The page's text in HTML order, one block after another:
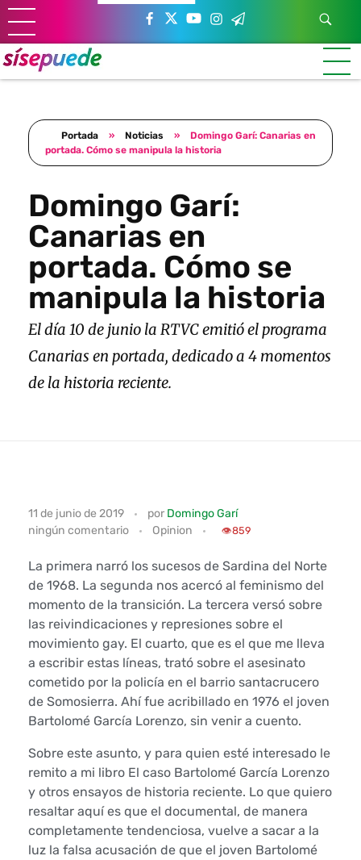
Sí se puede Canarias
Únete al movimiento ecosocialista
Portada » Noticias »
Domingo Garí: Canarias en
portada. Cómo se manipula la historia
Domingo Garí:
Canarias en
portada. Cómo se
manipula la historia
El día 10 de junio la RTVC emitió el programa
Canarias en portada, dedicado a 4 momentos
de la historia reciente.
D
o
m
i
n
g
o
G
a
r
í
11 de junio de 2019 por Domingo Garí
ningún comentario
Opinion 👁️859
La primera narró los sucesos de Sardina del Norte
de 1968. La segunda nos acercó al feminismo del
momento de la transición. La tercera versó sobre
las reivindicaciones y represiones sobre el
movimiento gay. El cuarto, que es el que me lleva
a escribir estas líneas, trató sobre el asesinato
cometido por la policía en el barrio santacrucero
de Somosierra. Ahí fue acribillado en 1976 el joven
Bartolomé García Lorenzo, sin venir a cuento.
Sobre este asunto, y para quien esté interesado le
remito a mi libro El caso Bartolomé García Lorenzo
y otros ensayos de historia reciente. Lo que quiero
resaltar aquí es que el documental, de manera
completamente tendenciosa, vuelve a sacar a la
luz la falsa acusación de que el joven Bartolomé